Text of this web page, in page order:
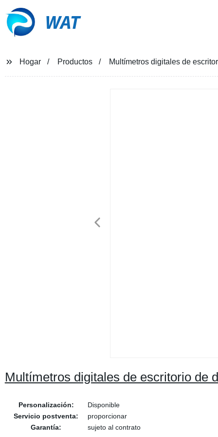
WAT
Hogar Productos Multímetros digitales de
Multímetros digitales de escritorio de
Personalización:
Disponible
Servicio postventa:
proporcionar
Garantía:
sujeto al contrato